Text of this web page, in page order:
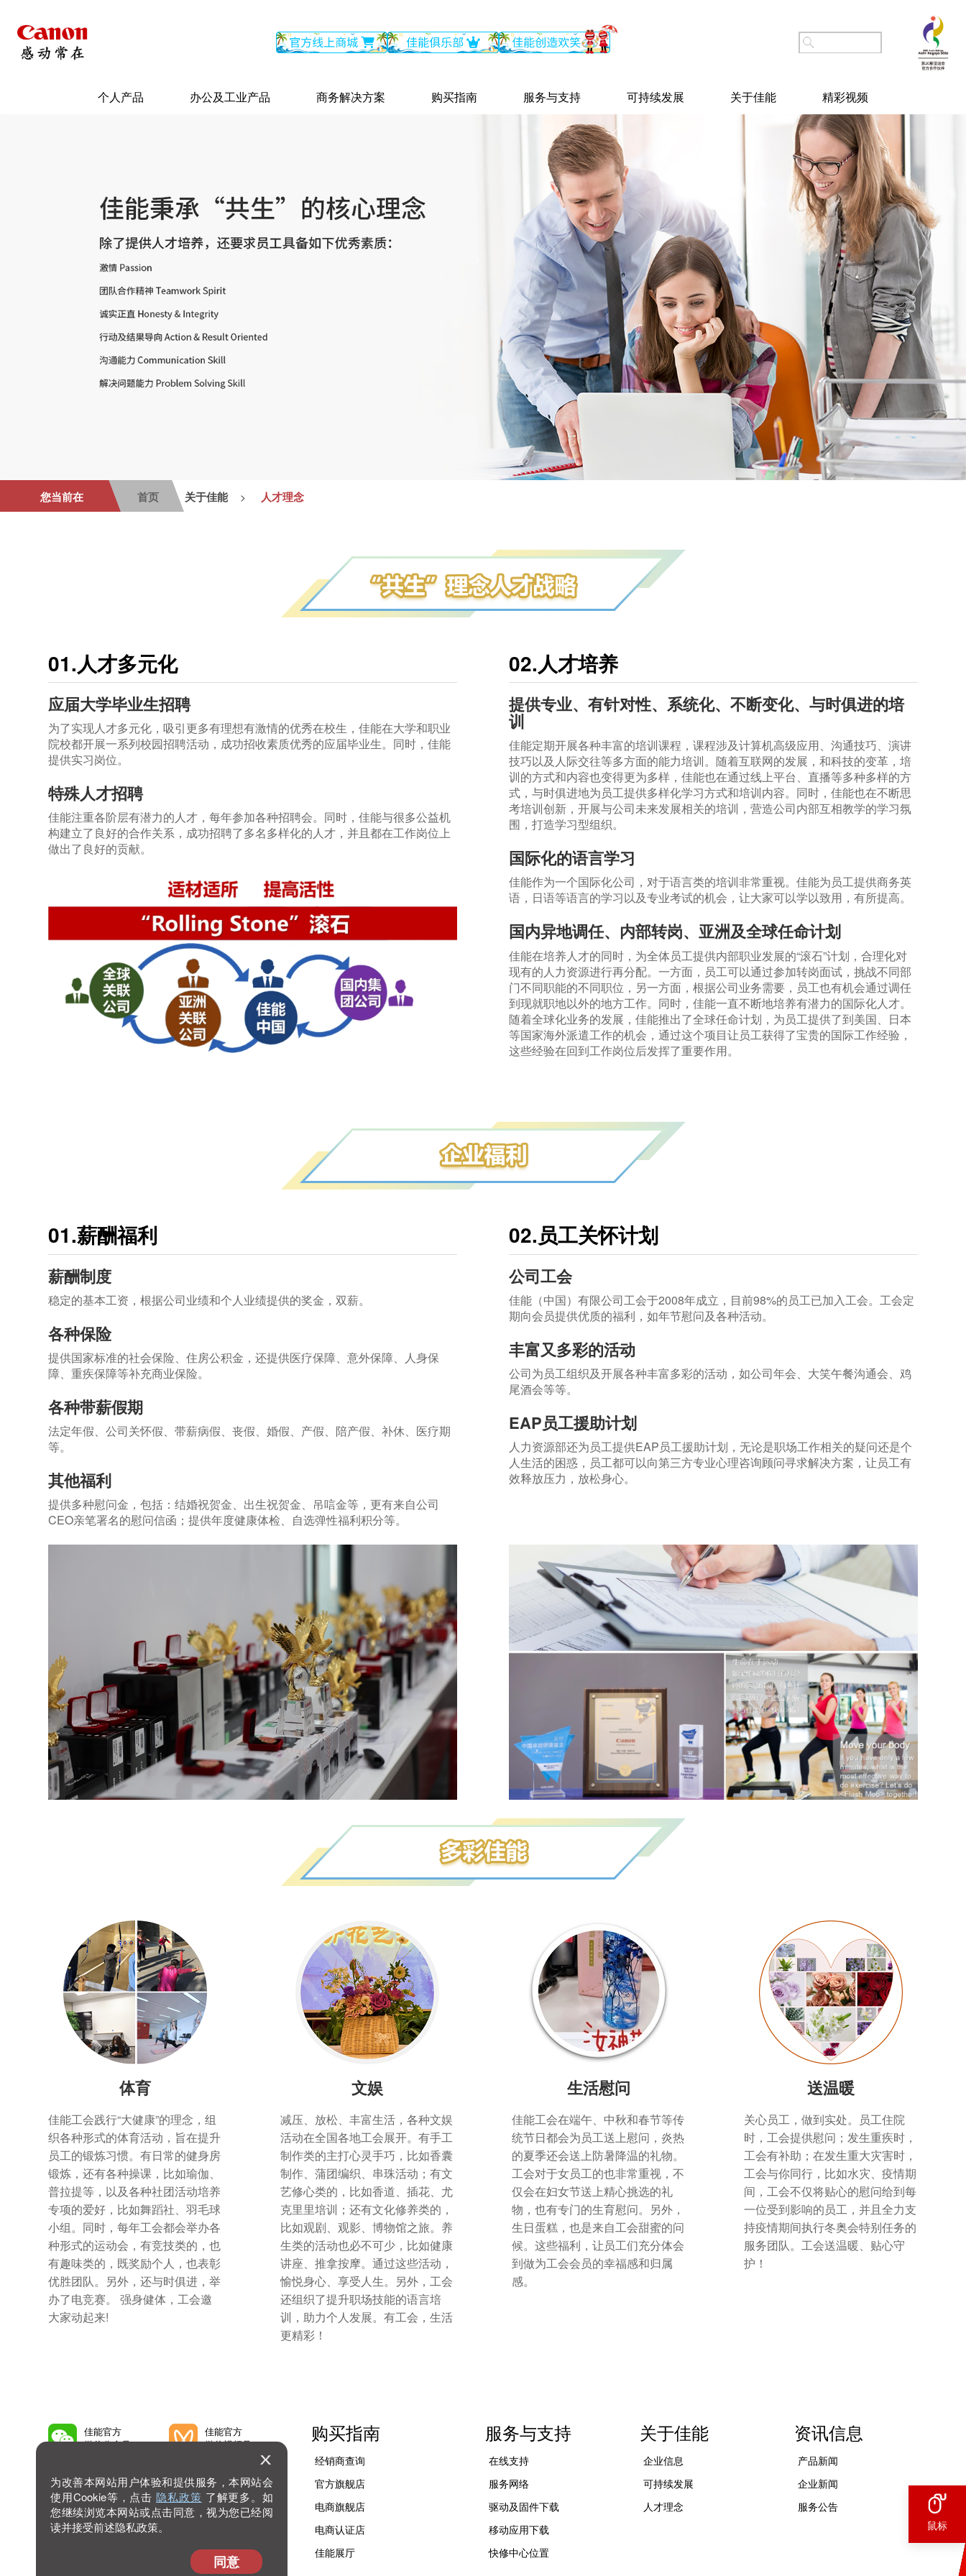
个人产品 办公及工业产品 商务解决方案 购买指南 服务与支持 可持续发展 关于佳能 精彩视频
为改善本网站用户体验和提供服务，本网站会
使用Cookie等，点击 隐私政策 了解更多。如
您继续浏览本网站或点击同意，视为您已经阅
读并接受前述隐私政策。
同意
您当前在 首页 关于佳能 > 人才理念
01.人才多元化
应届大学毕业生招聘
为了实现人才多元化，吸引更多有理想有激情的优秀在校生，佳能在大学和职业
院校都开展一系列校园招聘活动，成功招收素质优秀的应届毕业生。同时，佳能
提供实习岗位。
特殊人才招聘
佳能注重各阶层有潜力的人才，每年参加各种招聘会。同时，佳能与很多公益机
构建立了良好的合作关系，成功招聘了多名多样化的人才，并且都在工作岗位上
做出了良好的贡献。
02.人才培养
提供专业、有针对性、系统化、不断变化、与时俱进的培
训
佳能定期开展各种丰富的培训课程，课程涉及计算机高级应用、沟通技巧、演讲
技巧以及人际交往等多方面的能力培训。随着互联网的发展，和科技的变革，培
训的方式和内容也变得更为多样，佳能也在通过线上平台、直播等多种多样的方
式，与时俱进地为员工提供多样化学习方式和培训内容。同时，佳能也在不断思
考培训创新，开展与公司未来发展相关的培训，营造公司内部互相教学的学习氛
围，打造学习型组织。
国际化的语言学习
佳能作为一个国际化公司，对于语言类的培训非常重视。佳能为员工提供商务英
语，日语等语言的学习以及专业考试的机会，让大家可以学以致用，有所提高。
国内异地调任、内部转岗、亚洲及全球任命计划
佳能在培养人才的同时，为全体员工提供内部职业发展的“滚石”计划，合理化对
现有的人力资源进行再分配。一方面，员工可以通过参加转岗面试，挑战不同部
门不同职能的不同职位，另一方面，根据公司业务需要，员工也有机会通过调任
到现就职地以外的地方工作。同时，佳能一直不断地培养有潜力的国际化人才。
随着全球化业务的发展，佳能推出了全球任命计划，为员工提供了到美国、日本
等国家海外派遣工作的机会，通过这个项目让员工获得了宝贵的国际工作经验，
这些经验在回到工作岗位后发挥了重要作用。
01.薪酬福利
薪酬制度
稳定的基本工资，根据公司业绩和个人业绩提供的奖金，双薪。
各种保险
提供国家标准的社会保险、住房公积金，还提供医疗保障、意外保障、人身保
障、重疾保障等补充商业保险。
各种带薪假期
法定年假、公司关怀假、带薪病假、丧假、婚假、产假、陪产假、补休、医疗期
等。
其他福利
提供多种慰问金，包括：结婚祝贺金、出生祝贺金、吊唁金等，更有来自公司
CEO亲笔署名的慰问信函；提供年度健康体检、自选弹性福利积分等。
02.员工关怀计划
公司工会
佳能（中国）有限公司工会于2008年成立，目前98%的员工已加入工会。工会定
期向会员提供优质的福利，如年节慰问及各种活动。
丰富又多彩的活动
公司为员工组织及开展各种丰富多彩的活动，如公司年会、大笑午餐沟通会、鸡
尾酒会等等。
EAP员工援助计划
人力资源部还为员工提供EAP员工援助计划，无论是职场工作相关的疑问还是个
人生活的困惑，员工都可以向第三方专业心理咨询顾问寻求解决方案，让员工有
效释放压力，放松身心。
体育
佳能工会践行“大健康”的理念，组
织各种形式的体育活动，旨在提升
员工的锻炼习惯。有日常的健身房
锻炼，还有各种操课，比如瑜伽、
普拉提等，以及各种社团活动培养
专项的爱好，比如舞蹈社、羽毛球
小组。同时，每年工会都会举办各
种形式的运动会，有竞技类的，也
有趣味类的，既奖励个人，也表彰
优胜团队。另外，还与时俱进，举
办了电竞赛。 强身健体，工会邀
大家动起来!
文娱
减压、放松、丰富生活，各种文娱
活动在全国各地工会展开。有手工
制作类的主打心灵手巧，比如香囊
制作、蒲团编织、串珠活动；有文
艺修心类的，比如香道、插花、尤
克里里培训；还有文化修养类的，
比如观剧、观影、博物馆之旅。养
生类的活动也必不可少，比如健康
讲座、推拿按摩。通过这些活动，
愉悦身心、享受人生。另外，工会
还组织了提升职场技能的语言培
训，助力个人发展。有工会，生活
更精彩！
生活慰问
佳能工会在端午、中秋和春节等传
统节日都会为员工送上慰问，炎热
的夏季还会送上防暑降温的礼物。
工会对于女员工的也非常重视，不
仅会在妇女节送上精心挑选的礼
物，也有专门的生育慰问。另外，
生日蛋糕，也是来自工会甜蜜的问
候。这些福利，让员工们充分体会
到做为工会会员的幸福感和归属
感。
送温暖
关心员工，做到实处。员工住院
时，工会提供慰问；发生重疾时，
工会有补助；在发生重大灾害时，
工会与你同行，比如水灾、疫情期
间，工会不仅将贴心的慰问给到每
一位受到影响的员工，并且全力支
持疫情期间执行冬奥会特别任务的
服务团队。工会送温暖、贴心守
护！
佳能官方
微信公众号
佳能官方
微信视频号
佳能官方
微博号
佳能官方
抖音号
佳能官方
购买指南
经销商查询
官方旗舰店
电商旗舰店
电商认证店
佳能展厅
服务与支持
在线支持
服务网络
驱动及固件下载
移动应用下载
快修中心位置
关于佳能
企业信息
可持续发展
人才理念
资讯信息
产品新闻
企业新闻
服务公告
鼠标